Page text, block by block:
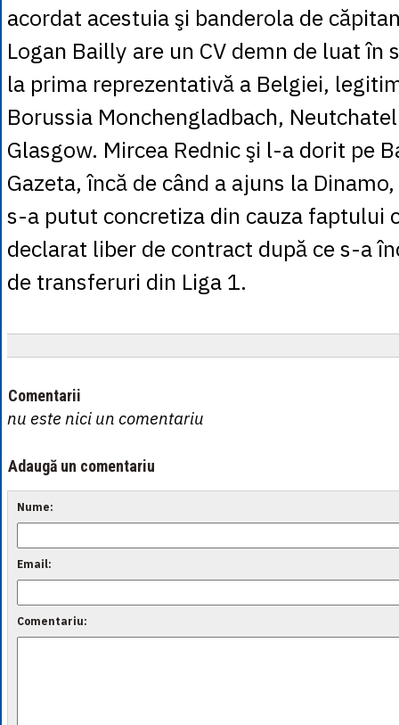
acordat acestuia şi banderola de
Logan Bailly are un CV demn de luat în
la prima reprezentativă a Belgiei,
Borussia Monchengladbach,
Glasgow. Mircea Rednic şi l-a dorit pe
Gazeta, încă de când a ajuns la
s-a putut concretiza din cauza faptului
declarat liber de contract după ce s-a
de transferuri din Liga 1.
Comentarii
nu este nici un comentariu
Adaugă un comentariu
Nume:
Email:
Comentariu: